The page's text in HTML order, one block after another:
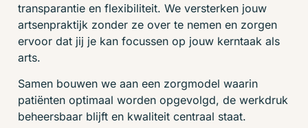
transparantie en flexibiliteit. We versterken jouw
artsenpraktijk zonder ze over te nemen en zorgen
ervoor dat jij je kan focussen op jouw kerntaak als
arts.
Samen bouwen we aan een zorgmodel waarin
patiënten optimaal worden opgevolgd, de werkdruk
beheersbaar blijft en kwaliteit centraal staat.